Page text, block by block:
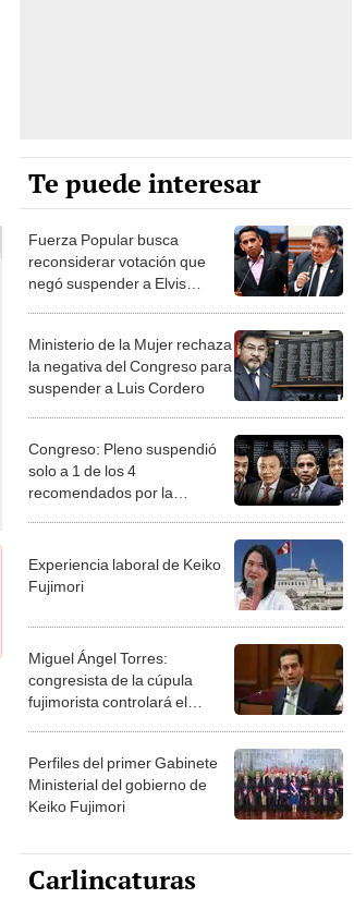
Te puede interesar
Fuerza Popular busca
reconsiderar votación que
negó suspender a Elvis
Ministerio de la Mujer rechaza
la negativa del Congreso para
suspender a Luis Cordero
Congreso: Pleno suspendió
solo a 1 de los 4
recomendados por la
Experiencia laboral de Keiko
Fujimori
Miguel Ángel Torres:
congresista de la cúpula
fujimorista controlará el
Perfiles del primer Gabinete
Ministerial del gobierno de
Keiko Fujimori
Carlincaturas